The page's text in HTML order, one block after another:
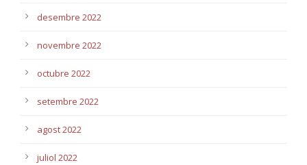
desembre 2022
novembre 2022
octubre 2022
setembre 2022
agost 2022
juliol 2022